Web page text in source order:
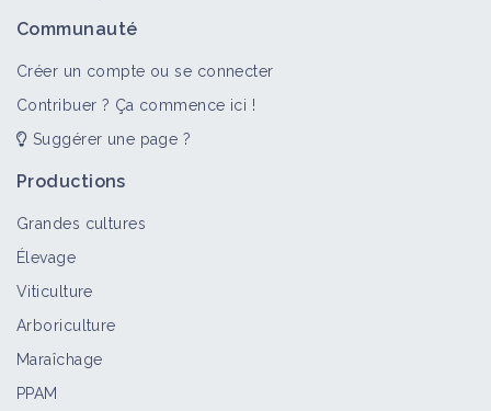
Communauté
Créer un compte ou se connecter
Contribuer ? Ça commence ici !
Suggérer une page ?
Productions
Grandes cultures
Élevage
Viticulture
Arboriculture
Maraîchage
PPAM